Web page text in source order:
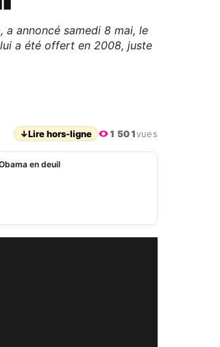
a annoncé samedi 8 mai, le
a été offert en 2008, juste
↓Lire hors-ligne 1 501vues
en deuil